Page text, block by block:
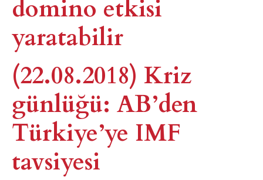
yaratabilir
(22.08.2018) Kriz
günlüğü: AB’den
Türkiye’ye IMF
tavsiyesi